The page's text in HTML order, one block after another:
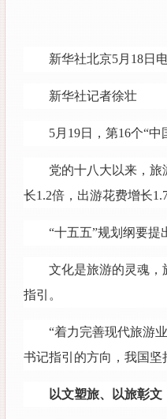
新华社北京5月18日
新华社记者徐壮
5月19日，第16个“中
党的十八大以来，旅
长1.2倍，出游花费增长
“十五五”规划纲要
文化是旅游的灵魂，
指引。
“着力完善现代旅游
书记指引的方向，我国
以文塑旅、以旅彰